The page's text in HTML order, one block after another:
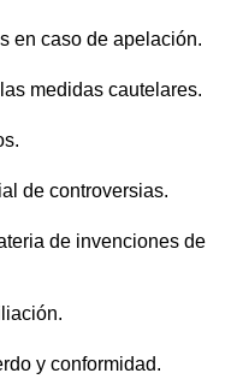
en caso de apelación.
medidas cautelares.
de controversias.
de invenciones de
y conformidad.